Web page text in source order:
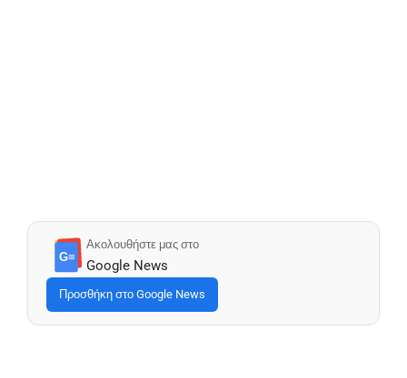
G≡
Ακολουθήστε μας στο
Google News
Προσθήκη στο Google News